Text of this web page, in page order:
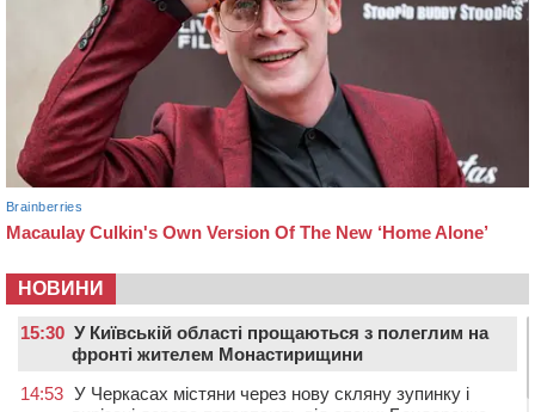
НОВИНИ
15:30 У Київській області прощаються з полеглим на
фронті жителем Монастирищини
14:53 У Черкасах містяни через нову скляну зупинку і